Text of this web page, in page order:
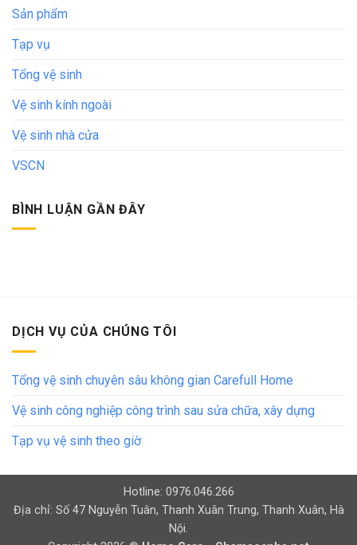
Sản phẩm
Tạp vụ
Tổng vệ sinh
Vệ sinh kính ngoài
Vệ sinh nhà cửa
VSCN
BÌNH LUẬN GẦN ĐÂY
DỊCH VỤ CỦA CHÚNG TÔI
Tổng vệ sinh chuyên sâu không gian Carefull Home
Vệ sinh công nghiệp công trình sau sửa chữa, xây dựng
Tạp vụ vệ sinh theo giờ
Hotline: 0976.046.266
Địa chỉ: Số 47 Nguyễn Tuân, Thanh Xuân Trung, Thanh Xuân, Hà
Nội.